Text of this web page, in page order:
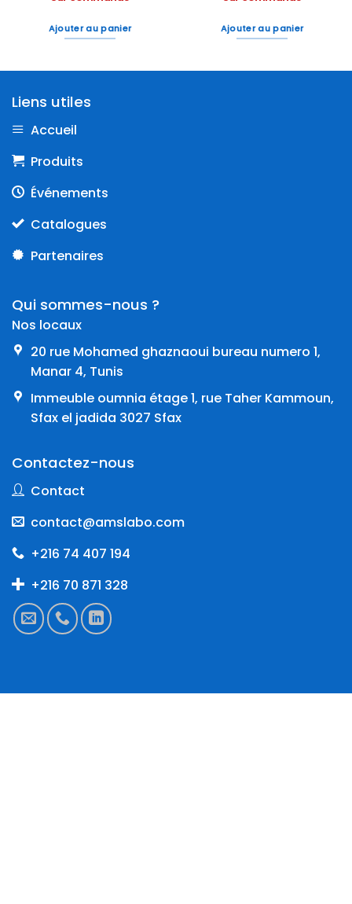
Ajouter au panier Ajouter au panier
Liens utiles
Accueil
Produits
Événements
Catalogues
Partenaires
Qui sommes-nous ?
Nos locaux
20 rue Mohamed ghaznaoui bureau numero 1,
Manar 4, Tunis
Immeuble oumnia étage 1, rue Taher Kammoun,
Sfax el jadida 3027 Sfax
Contactez-nous
Contact
contact@amslabo.com
+216 74 407 194
+216 70 871 328